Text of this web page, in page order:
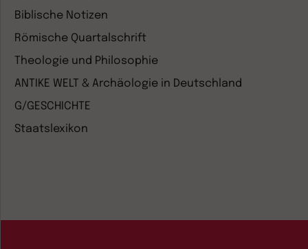
Biblische Notizen
Römische Quartalschrift
Theologie und Philosophie
ANTIKE WELT & Archäologie in Deutschland
G/GESCHICHTE
Staatslexikon